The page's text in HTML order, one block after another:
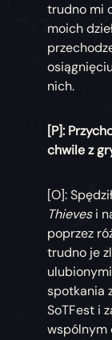
trudno mi
moich
nich.
[P]:
chwile z
[O]:
Thievesi
poprzez
trudno je
spotkania
SoTFest i
wspólnym